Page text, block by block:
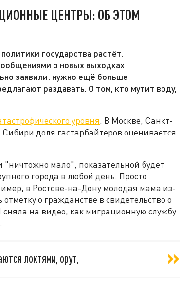
ЦЕНТРЫ: ОБ ЭТОМ
государства растёт.
о новых выходках
заявили: нужно ещё больше
раздавать. О том, кто мутит воду,
уровня. В Москве, Санкт-
доля гастарбайтеров оценивается
"ничтожно мало", показательной будет
города в любой день. Просто
в Ростове-на-Дону молодая мама из-
о гражданстве в свидетельство о
на видео, как миграционную службу
локтями, орут,